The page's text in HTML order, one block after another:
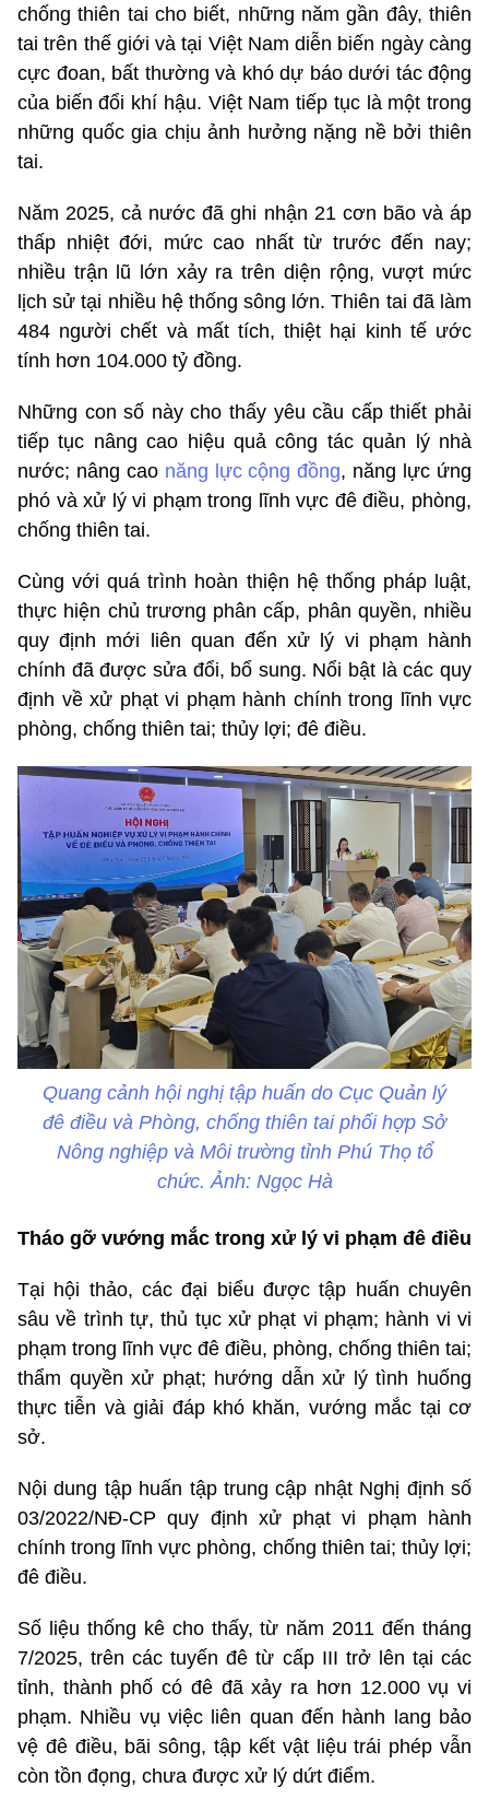
chống thiên tai cho biết, những năm gần đây, thiên
tai trên thế giới và tại Việt Nam diễn biến ngày càng
cực đoan, bất thường và khó dự báo dưới tác động
của biến đổi khí hậu. Việt Nam tiếp tục là một trong
những quốc gia chịu ảnh hưởng nặng nề bởi thiên
tai.
Năm 2025, cả nước đã ghi nhận 21 cơn bão và áp
thấp nhiệt đới, mức cao nhất từ trước đến nay;
nhiều trận lũ lớn xảy ra trên diện rộng, vượt mức
lịch sử tại nhiều hệ thống sông lớn. Thiên tai đã làm
484 người chết và mất tích, thiệt hại kinh tế ước
tính hơn 104.000 tỷ đồng.
Những con số này cho thấy yêu cầu cấp thiết phải
tiếp tục nâng cao hiệu quả công tác quản lý nhà
nước; nâng cao năng lực cộng đồng, năng lực ứng
phó và xử lý vi phạm trong lĩnh vực đê điều, phòng,
chống thiên tai.
Cùng với quá trình hoàn thiện hệ thống pháp luật,
thực hiện chủ trương phân cấp, phân quyền, nhiều
quy định mới liên quan đến xử lý vi phạm hành
chính đã được sửa đổi, bổ sung. Nổi bật là các quy
định về xử phạt vi phạm hành chính trong lĩnh vực
phòng, chống thiên tai; thủy lợi; đê điều.
Quang cảnh hội nghị tập huấn do Cục Quản lý
đê điều và Phòng, chống thiên tai phối hợp Sở
Nông nghiệp và Môi trường tỉnh Phú Thọ tổ
chức. Ảnh: Ngọc Hà
Tháo gỡ vướng mắc trong xử lý vi phạm đê điều
Tại hội thảo, các đại biểu được tập huấn chuyên
sâu về trình tự, thủ tục xử phạt vi phạm; hành vi vi
phạm trong lĩnh vực đê điều, phòng, chống thiên tai;
thẩm quyền xử phạt; hướng dẫn xử lý tình huống
thực tiễn và giải đáp khó khăn, vướng mắc tại cơ
sở.
Nội dung tập huấn tập trung cập nhật Nghị định số
03/2022/NĐ-CP quy định xử phạt vi phạm hành
chính trong lĩnh vực phòng, chống thiên tai; thủy lợi;
đê điều.
Số liệu thống kê cho thấy, từ năm 2011 đến tháng
7/2025, trên các tuyến đê từ cấp III trở lên tại các
tỉnh, thành phố có đê đã xảy ra hơn 12.000 vụ vi
phạm. Nhiều vụ việc liên quan đến hành lang bảo
vệ đê điều, bãi sông, tập kết vật liệu trái phép vẫn
còn tồn đọng, chưa được xử lý dứt điểm.